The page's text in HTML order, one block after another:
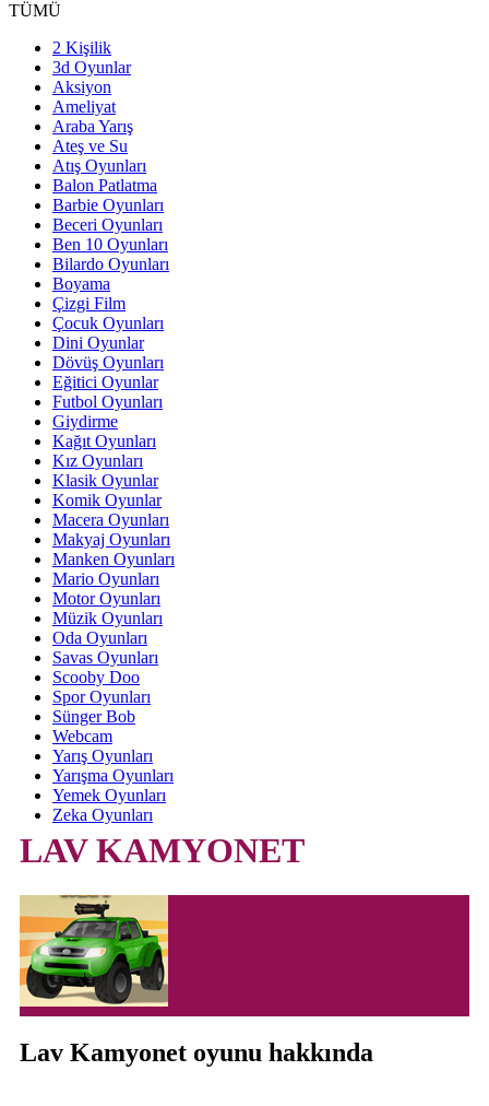
TÜMÜ
2 Kişilik
3d Oyunlar
Aksiyon
Ameliyat
Araba Yarış
Ateş ve Su
Atış Oyunları
Balon Patlatma
Barbie Oyunları
Beceri Oyunları
Ben 10 Oyunları
Bilardo Oyunları
Boyama
Çizgi Film
Çocuk Oyunları
Dini Oyunlar
Dövüş Oyunları
Eğitici Oyunlar
Futbol Oyunları
Giydirme
Kağıt Oyunları
Kız Oyunları
Klasik Oyunlar
Komik Oyunlar
Macera Oyunları
Makyaj Oyunları
Manken Oyunları
Mario Oyunları
Motor Oyunları
Müzik Oyunları
Oda Oyunları
Savas Oyunları
Scooby Doo
Spor Oyunları
Sünger Bob
Webcam
Yarış Oyunları
Yarışma Oyunları
Yemek Oyunları
Zeka Oyunları
LAV KAMYONET
Lav Kamyonet oyunu hakkında